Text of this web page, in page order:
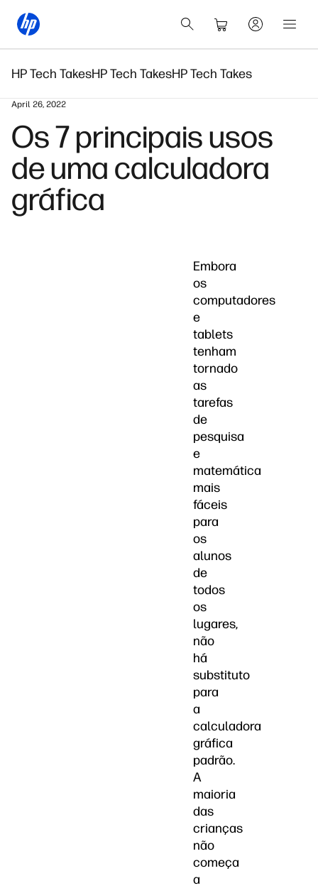
HP Tech TakesHP Tech TakesHP Tech Takes
April 26, 2022
Os 7 principais usos
de uma calculadora
gráfica
Embora
os
computadores
e
tablets
tenham
tornado
as
tarefas
de
pesquisa
e
matemática
mais
fáceis
para
os
alunos
de
todos
os
lugares,
não
há
substituto
para
a
calculadora
gráfica
padrão.
A
maioria
das
crianças
não
começa
a